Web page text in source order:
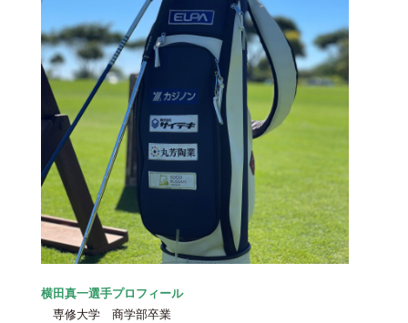
横田真一選手プロフィール
専修大学 商学部卒業